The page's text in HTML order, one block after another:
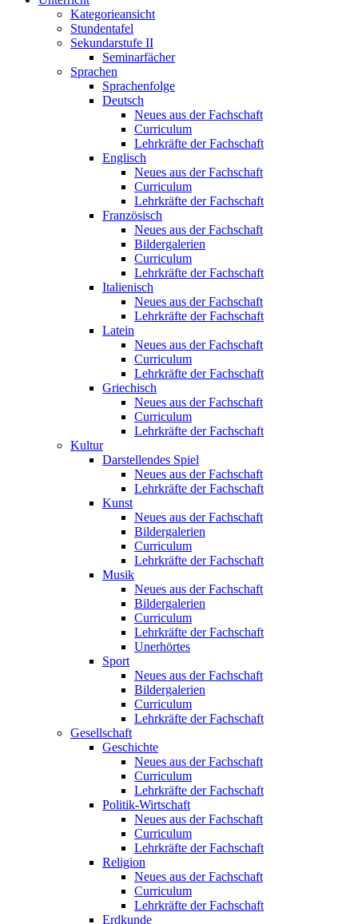
Kategorieansicht
Stundentafel
Sekundarstufe II
Seminarfächer
Sprachen
Sprachenfolge
Deutsch
Neues aus der Fachschaft
Curriculum
Lehrkräfte der Fachschaft
Englisch
Neues aus der Fachschaft
Curriculum
Lehrkräfte der Fachschaft
Französisch
Neues aus der Fachschaft
Bildergalerien
Curriculum
Lehrkräfte der Fachschaft
Italienisch
Neues aus der Fachschaft
Lehrkräfte der Fachschaft
Latein
Neues aus der Fachschaft
Curriculum
Lehrkräfte der Fachschaft
Griechisch
Neues aus der Fachschaft
Curriculum
Lehrkräfte der Fachschaft
Kultur
Darstellendes Spiel
Neues aus der Fachschaft
Lehrkräfte der Fachschaft
Kunst
Neues aus der Fachschaft
Bildergalerien
Curriculum
Lehrkräfte der Fachschaft
Musik
Neues aus der Fachschaft
Bildergalerien
Curriculum
Lehrkräfte der Fachschaft
Unerhörtes
Sport
Neues aus der Fachschaft
Bildergalerien
Curriculum
Lehrkräfte der Fachschaft
Gesellschaft
Geschichte
Neues aus der Fachschaft
Curriculum
Lehrkräfte der Fachschaft
Politik-Wirtschaft
Neues aus der Fachschaft
Curriculum
Lehrkräfte der Fachschaft
Religion
Neues aus der Fachschaft
Curriculum
Lehrkräfte der Fachschaft
Erdkunde